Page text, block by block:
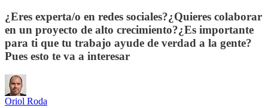
¿Eres experta/o en redes sociales?¿Quieres colaborar
en un proyecto de alto crecimiento?¿Es importante
para ti que tu trabajo ayude de verdad a la gente?
Pues esto te va a interesar
Oriol Roda